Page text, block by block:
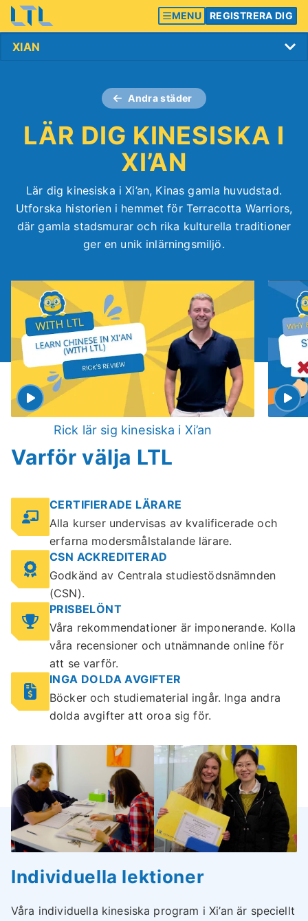
MENU REGISTRERA DIG
Andra städer
LÄR DIG KINESISKA I
XI’AN
Lär dig kinesiska i Xi’an, Kinas gamla huvudstad.
Utforska historien i hemmet för Terracotta Warriors,
där gamla stadsmurar och rika kulturella traditioner
ger en unik inlärningsmiljö.
Rick lär sig kinesiska i Xi’an
Varför välja LTL
CERTIFIERADE LÄRARE
Alla kurser undervisas av kvalificerade och
erfarna modersmålstalande lärare.
CSN ACKREDITERAD
Godkänd av Centrala studiestödsnämnden
(CSN).
PRISBELÖNT
Våra rekommendationer är imponerande. Kolla
våra recensioner och utnämnande online för
att se varför.
INGA DOLDA AVGIFTER
Böcker och studiematerial ingår. Inga andra
dolda avgifter att oroa sig för.
Individuella lektioner
Våra individuella kinesiska program i Xi’an är speciellt